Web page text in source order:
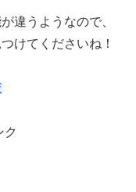
違うようなので、
けてくださいね！
ク